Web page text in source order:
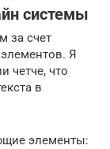
системы
за счет
Я
четче, что
в
элементы: